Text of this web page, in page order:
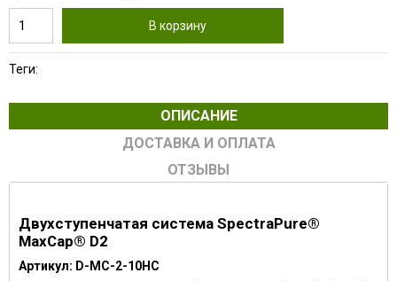
В корзину
Теги:
ОПИСАНИЕ
ДОСТАВКА И ОПЛАТА
ОТЗЫВЫ
Двухступенчатая система SpectraPure®
MaxCap® D2
Артикул: D-MC-2-10HC